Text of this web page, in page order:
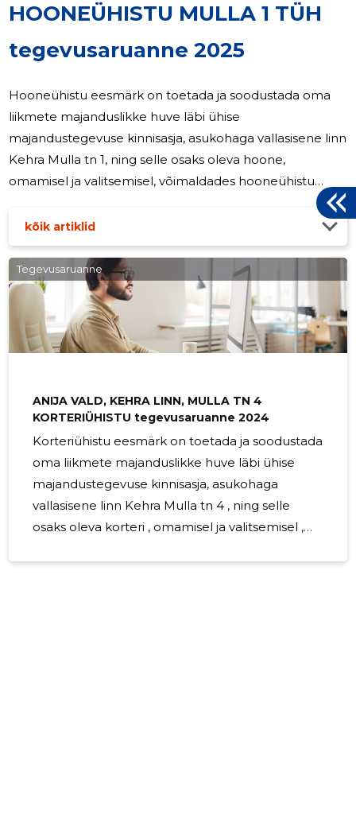
HOONEÜHISTU MULLA 1 TÜH
tegevusaruanne 2025
Hooneühistu eesmärk on toetada ja soodustada oma
liikmete majanduslikke huve läbi ühise
majandustegevuse kinnisasja, asukohaga vallasisene linn
Kehra Mulla tn 1, ning selle osaks oleva hoone,
omamisel ja valitsemisel, võimaldades hooneühistu
liikmetele hoone kindlaksmääratud osade ainukasutust.
2025 aastal hooneühistul töötajaid ei olnud.
Hooneühistusse kuulub 30 liiget. Juhatuse liikmetele
tasu ei maksta. Hooneühistu Mulla 1 on jätkuvalt
tegutsev.
kõik artiklid
Tegevusaruanne
ANIJA VALD, KEHRA LINN, MULLA TN 4
KORTERIÜHISTU tegevusaruanne 2024
Korteriühistu eesmärk on toetada ja soodustada
oma liikmete majanduslikke huve läbi ühise
majandustegevuse kinnisasja, asukohaga
vallasisene linn Kehra Mulla tn 4 , ning selle
osaks oleva korteri , omamisel ja valitsemisel ,